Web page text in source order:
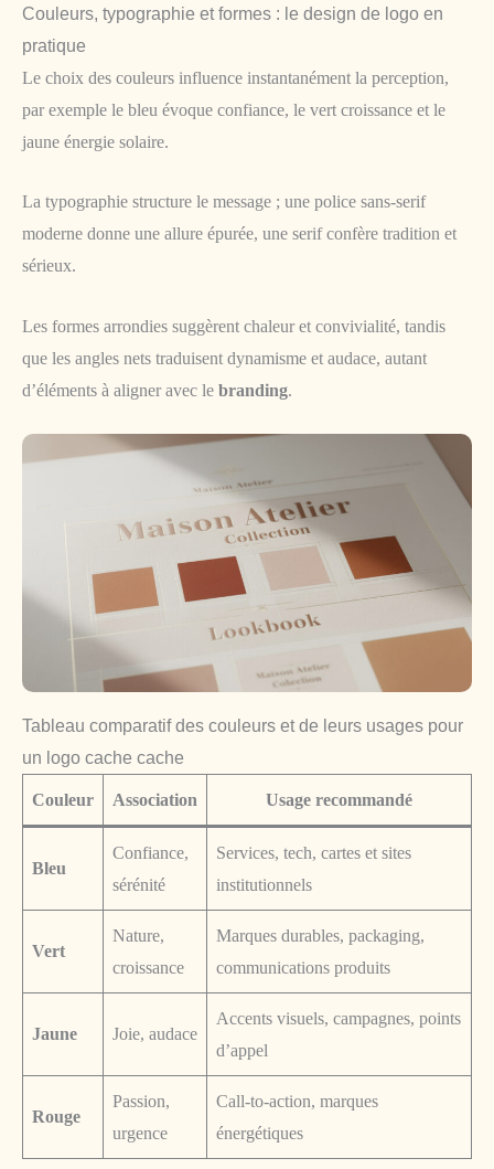
Couleurs, typographie et formes : le design de logo en
pratique
Le choix des couleurs influence instantanément la perception,
par exemple le bleu évoque confiance, le vert croissance et le
jaune énergie solaire.
La typographie structure le message ; une police sans-serif
moderne donne une allure épurée, une serif confère tradition et
sérieux.
Les formes arrondies suggèrent chaleur et convivialité, tandis
que les angles nets traduisent dynamisme et audace, autant
d’éléments à aligner avec le branding.
Tableau comparatif des couleurs et de leurs usages pour
un logo cache cache
Couleur Association Usage recommandé
Bleu
Confiance,
sérénité
Services, tech, cartes et sites
institutionnels
Vert
Nature,
croissance
Marques durables, packaging,
communications produits
Jaune Joie, audace
Accents visuels, campagnes, points
d’appel
Rouge
Passion,
urgence
Call-to-action, marques
énergétiques